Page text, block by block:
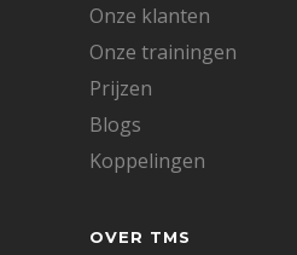
Onze klanten
Onze trainingen
Prijzen
Blogs
Koppelingen
OVER TMS